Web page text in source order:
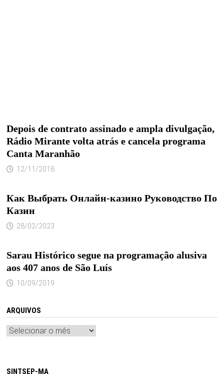
Depois de contrato assinado e ampla divulgação,
Rádio Mirante volta atrás e cancela programa
Canta Maranhão
12/11/2018
Как Выбрать Онлайн-казино Руководство По
Казин
28/02/2023
Sarau Histórico segue na programação alusiva
aos 407 anos de São Luís
10/09/2019
ARQUIVOS
Arquivos
SINTSEP-MA